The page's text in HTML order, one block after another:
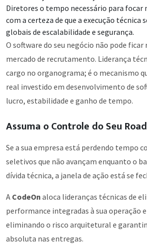
Diretores o tempo necessário para focar
com a certeza de que a execução técnica
globais de escalabilidade e segurança.
O software do seu negócio não pode
mercado de recrutamento. Liderança
cargo no organograma; é o mecanismo
real investido em desenvolvimento de
lucro, estabilidade e ganho de tempo.
Assuma o Controle do Seu
Se a sua empresa está perdendo tempo
seletivos que não avançam enquanto o
dívida técnica, a janela de ação está se
A CodeOn aloca lideranças técnicas de
performance integradas à sua operação
eliminando o risco arquitetural e
absoluta nas entregas.